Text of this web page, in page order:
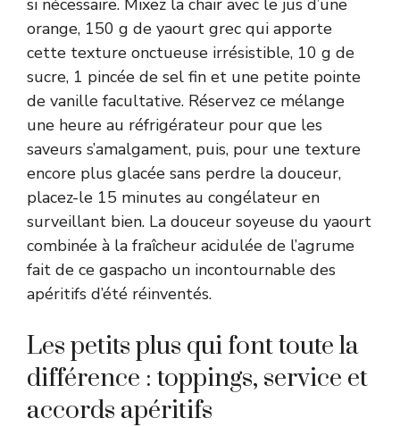
orange, 150 g de yaourt grec qui apporte
cette texture onctueuse irrésistible, 10 g de
sucre, 1 pincée de sel fin et une petite pointe
de vanille facultative. Réservez ce mélange
une heure au réfrigérateur pour que les
saveurs s’amalgament, puis, pour une texture
encore plus glacée sans perdre la douceur,
placez-le 15 minutes au congélateur en
surveillant bien. La douceur soyeuse du yaourt
combinée à la fraîcheur acidulée de l’agrume
fait de ce gaspacho un incontournable des
apéritifs d’été réinventés.
Les petits plus qui font toute la
différence : toppings, service et
accords apéritifs